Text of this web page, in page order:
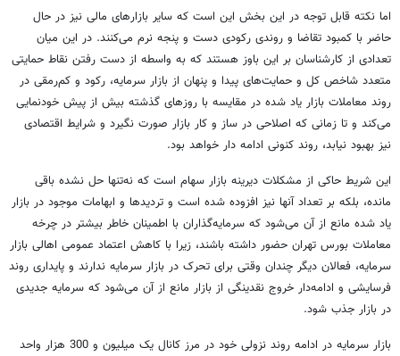
اما نکته قابل توجه در این بخش این است که سایر بازارهای مالی نیز در حال
حاضر با کمبود تقاضا و روندی رکودی دست و پنجه نرم می‌کنند. در این میان
تعدادی از کارشناسان بر این باوز هستند که به واسطه از دست رفتن نقاط حمایتی
متعدد شاخص کل و حمایت‌های پیدا و پنهان از بازار سرمایه، رکود و کم‌رمقی در
روند معاملات بازار یاد شده در مقایسه با روزهای گذشته بیش از پیش خودنمایی
می‌کند و تا زمانی که اصلاحی در ساز و کار بازار صورت نگیرد و شرایط اقتصادی
نیز بهبود نیابد، روند کنونی ادامه دار خواهد بود.
این شریط حاکی از مشکلات دیرینه بازار سهام است که نه‌تنها حل نشده باقی
مانده، بلکه بر تعداد آنها نیز افزوده شده است و تردیدها و ابهامات موجود در بازار
یاد شده مانع از آن می‌شود که سرمایه‌گذاران با اطمینان خاطر بیشتر در چرخه
معاملات بورس تهران حضور داشته باشند، زیرا با کاهش اعتماد عمومی اهالی بازار
سرمایه، فعالان دیگر چندان وقتی برای تحرک در بازار سرمایه ندارند و پایداری روند
فرسایشی و ادامه‌دار خروج نقدینگی از بازار مانع از آن می‌شود که سرمایه جدیدی
در بازار جذب شود.
بازار سرمایه در ادامه روند نزولی خود در مرز کانال یک میلیون و 300 هزار واحد